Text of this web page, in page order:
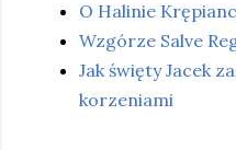
O Halinie
Wzgórze Salve
Jak święty Jacek
korzeniami